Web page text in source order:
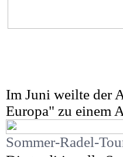
Im Juni weilte der
Europa" zu einem
Sommer-Radel-